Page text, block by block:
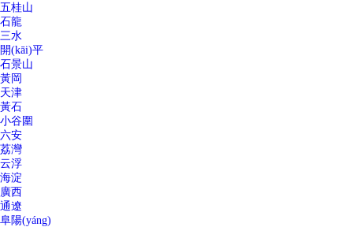
五桂山
石龍
三水
開(kāi)平
石景山
黃岡
天津
黃石
小谷圍
六安
荔灣
云浮
海淀
廣西
通遼
阜陽(yáng)